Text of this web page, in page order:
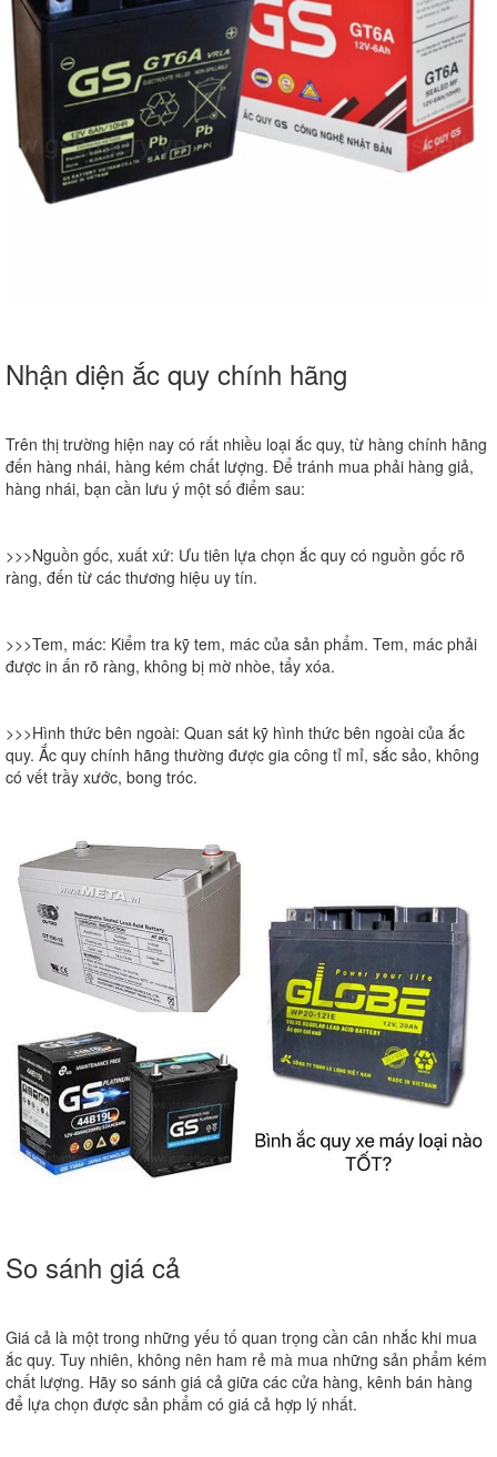
Nhận diện ắc quy chính hãng
Trên thị trường hiện nay có rất nhiều loại ắc quy, từ hàng chính hãng
đến hàng nhái, hàng kém chất lượng. Để tránh mua phải hàng giả,
hàng nhái, bạn cần lưu ý một số điểm sau:
>>>Nguồn gốc, xuất xứ: Ưu tiên lựa chọn ắc quy có nguồn gốc rõ
ràng, đến từ các thương hiệu uy tín.
>>>Tem, mác: Kiểm tra kỹ tem, mác của sản phẩm. Tem, mác phải
được in ấn rõ ràng, không bị mờ nhòe, tẩy xóa.
>>>Hình thức bên ngoài: Quan sát kỹ hình thức bên ngoài của ắc
quy. Ắc quy chính hãng thường được gia công tỉ mỉ, sắc sảo, không
có vết trầy xước, bong tróc.
So sánh giá cả
Giá cả là một trong những yếu tố quan trọng cần cân nhắc khi mua
ắc quy. Tuy nhiên, không nên ham rẻ mà mua những sản phẩm kém
chất lượng. Hãy so sánh giá cả giữa các cửa hàng, kênh bán hàng
để lựa chọn được sản phẩm có giá cả hợp lý nhất.